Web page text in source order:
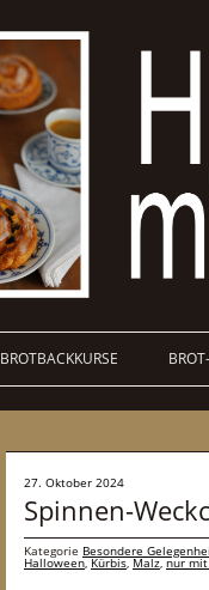
BROTBACKKURSE
27. Oktober 2024
Spinnen-
Kategorie Besondere
Halloween,Kürbis,Malz,nur